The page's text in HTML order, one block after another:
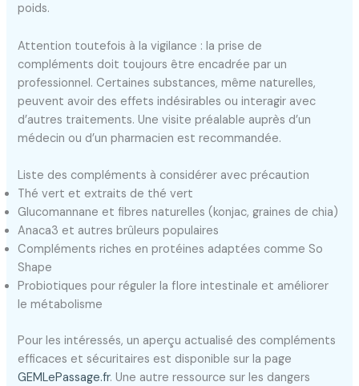
poids.
Attention toutefois à la vigilance : la prise de
compléments doit toujours être encadrée par un
professionnel. Certaines substances, même naturelles,
peuvent avoir des effets indésirables ou interagir avec
d’autres traitements. Une visite préalable auprès d’un
médecin ou d’un pharmacien est recommandée.
Liste des compléments à considérer avec précaution
Thé vert et extraits de thé vert
Glucomannane et fibres naturelles (konjac, graines de chia)
Anaca3 et autres brûleurs populaires
Compléments riches en protéines adaptées comme So
Shape
Probiotiques pour réguler la flore intestinale et améliorer
le métabolisme
Pour les intéressés, un aperçu actualisé des compléments
efficaces et sécuritaires est disponible sur la page
GEMLePassage.fr. Une autre ressource sur les dangers